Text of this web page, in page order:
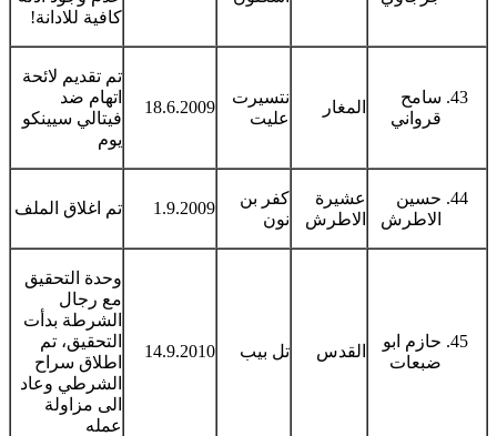
كافية للادانة!
سامح
قرواني
المغار
نتسيرت
عليت
18.6.2009
تم تقديم لائحة
اتهام ضد
فيتالي سيينكو
يوم
حسين
الاطرش
عشيرة
الاطرش
كفر بن
نون
1.9.2009 تم اغلاق الملف
حازم ابو
ضبعات
القدس تل بيب 14.9.2010
وحدة التحقيق
مع رجال
الشرطة بدأت
التحقيق، تم
اطلاق سراح
الشرطي وعاد
الى مزاولة
عمله